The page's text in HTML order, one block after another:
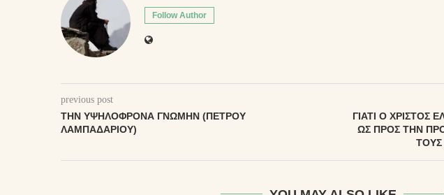
Follow Author
previous post
ΤΗΝ ΥΨΗΛΌΦΡΟΝΑ ΓΝΏΜΗΝ (ΠΈΤΡΟΥ
ΛΑΜΠΑΔΑΡΊΟΥ)
ΓΙΑΤΊ Ο ΧΡΙΣΤΌΣ
ΩΣ ΠΡΟΣ ΤΗΝ
ΤΟΥΣ